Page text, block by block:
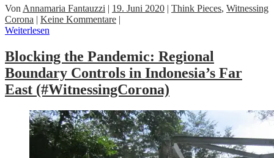
Von Annamaria Fantauzzi | 19. Juni 2020 | Think Pieces, Witnessing
Corona | Keine Kommentare |
Weiterlesen
Blocking the Pandemic: Regional
Boundary Controls in Indonesia’s Far
East (#WitnessingCorona)